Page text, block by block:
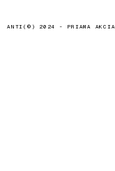
ANTI(©) 2024 - PRIAMA AKCIA